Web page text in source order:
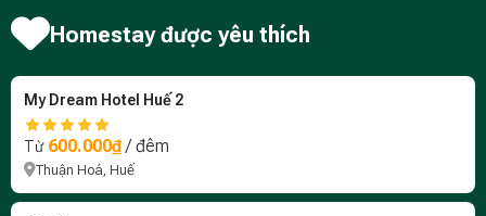
Homestay được yêu thích
My Dream Hotel Huế 2
Từ 600.000₫/ đêm
Thuận Hoá, Huế